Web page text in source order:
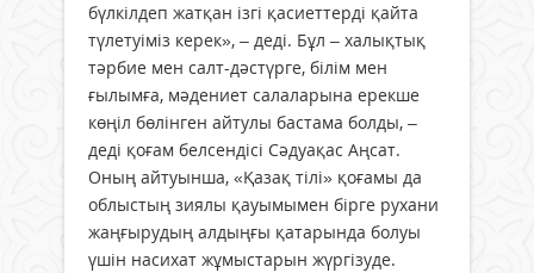
бүлкілдеп жатқан ізгі қасиеттерді қайта
түлетуіміз керек», – деді. Бұл – халықтық
тәрбие мен салт-дәстүрге, білім мен
ғылымға, мәдениет салаларына ерекше
көңіл бөлінген айтулы бастама болды, –
деді қоғам белсендісі Сәдуақас Аңсат.
Оның айтуынша, «Қазақ тілі» қоғамы да
облыстың зиялы қауымымен бірге рухани
жаңғырудың алдыңғы қатарында болуы
үшін насихат жұмыстарын жүргізуде.